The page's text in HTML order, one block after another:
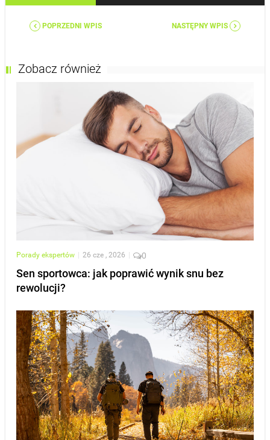
POPRZEDNI WPIS NASTĘPNY WPIS
Zobacz również
Porady ekspertów 26 cze , 2026 0
Sen sportowca: jak poprawić wynik snu bez
rewolucji?